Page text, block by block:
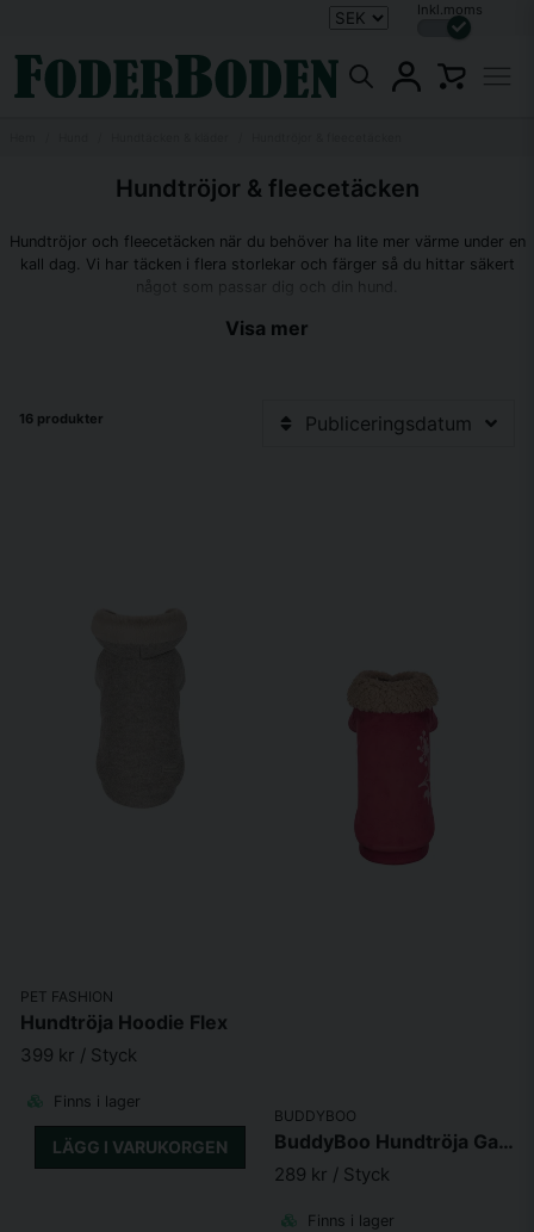
Inkl.moms
Hundtröjor & fleecetäcken
Hundtröjor och fleecetäcken när du behöver ha lite mer värme under en
kall dag. Vi har täcken i flera storlekar och färger så du hittar säkert
Ett fleecetäcke kan vara det perfekta täcket för en hund med lite tunnare
Vi är säkra att vi har någonting för dig och din hund. Vi har alltid det fulla
sortimentet i vår fysiska butik och jobbar hårt med att hålla
Visa mer
16 produkter Publiceringsdatum
PET FASHION
Hundtröja Hoodie Flex
399 kr / Styck
Finns i lager
LÄGG I VARUKORGEN
BUDDYBOO
BuddyBoo Hundtröja Garcia
289 kr / Styck
Finns i lager